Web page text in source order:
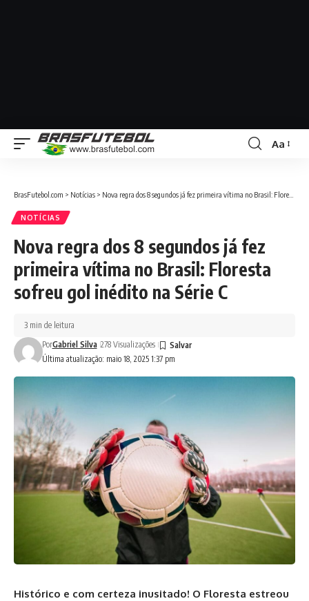
Aa
BrasFutebol.com > Notícias > Nova regra dos 8 segundos já fez primeira vítima no Brasil: Floresta sofreu gol inédito na Série C
NOTÍCIAS
Nova regra dos 8 segundos já fez
primeira vítima no Brasil: Floresta
sofreu gol inédito na Série C
Última atualização: maio 18, 2025 1:37 pm
PorGabriel Silva 278 Visualizações
3 min de leitura
Histórico e com certeza inusitado! O Floresta estreou